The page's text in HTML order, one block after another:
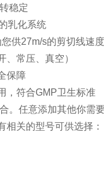
稳定
乳化系统
供27m/s的剪切线速度
常压、真空）
保障
，符合GMP卫生标准
。任意添加其他你需
相关的型号可供选择：